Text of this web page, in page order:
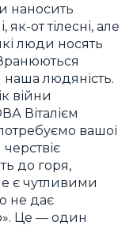
наносить
от тілесні, але
люди носять
наша людяність.
війни
Віталієм
вашої
до горя,
є чутливими
не дає
Це — один